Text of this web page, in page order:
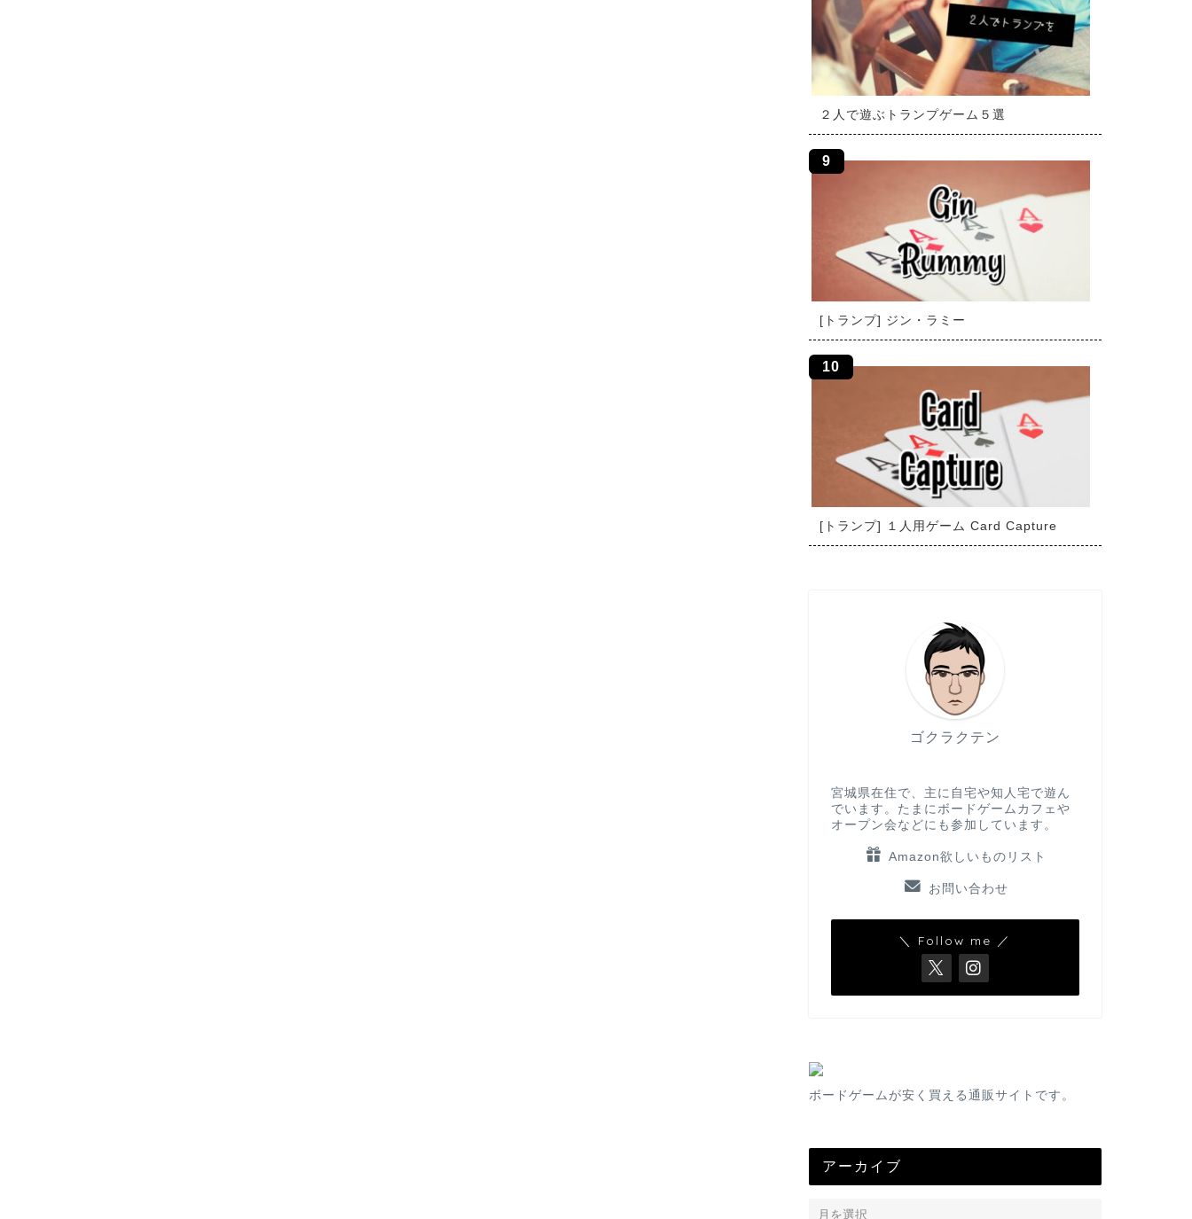
２人で遊ぶトランプゲーム５選
[トランプ] ジン・ラミー
[トランプ] １人用ゲーム Card Capture
ゴクラクテン
宮城県在住で、主に自宅や知人宅で遊ん
でいます。たまにボードゲームカフェや
オープン会などにも参加しています。
Amazon欲しいものリスト
お問い合わせ
＼ Follow me ／
ボードゲームが安く買える通販サイトです。
アーカイブ